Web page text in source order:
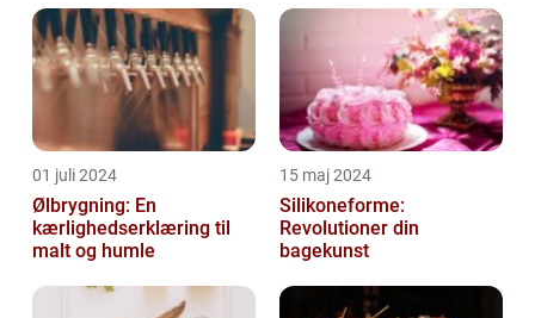
01 juli 2024
Ølbrygning: En
kærlighedserklæring til
malt og humle
15 maj 2024
Silikoneforme:
Revolutioner din
bagekunst